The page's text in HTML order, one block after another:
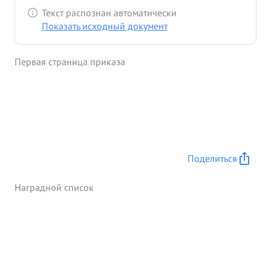
обеспечил постоянную техническую готовность
парка и 0,90. в место 0.85 по приказу. Не имеет в
Зис-5 на 2 часа раньше срока доставил
Текст распознан автоматически
Показать исходный документ
Первая страница приказа
Поделиться
Наградной список